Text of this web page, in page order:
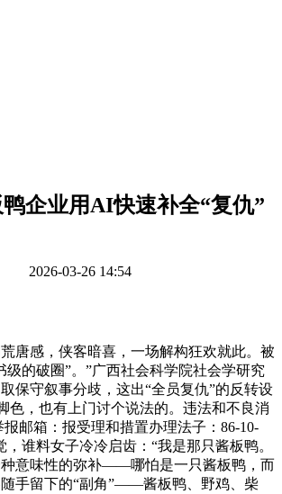
企业用AI快速补全“复仇”
2026-03-26 14:54
感，侠客暗喜，一场解构狂欢就此。被
级的破圈”。”广西社会科学院社会学研究
保守叙事分歧，这出“全员复仇”的反转设
色，也有上门讨个说法的。违法和不良消
邮箱：报受理和措置办理法子：86-10-
，谁料女子冷冷启齿：“我是那只酱板鸭。
意味性的弥补——哪怕是一只酱板鸭，而
手留下的“副角”——酱板鸭、野鸡、柴